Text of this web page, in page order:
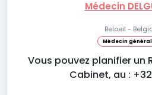
Médecin
Beloeil -
Médecin
Vous pouvez planifier un
Cabinet, au :